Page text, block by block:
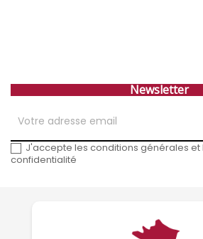
Newsletter
J'accepte les conditions générales et
confidentialité